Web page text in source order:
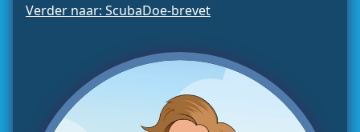
Verder naar: ScubaDoe-brevet